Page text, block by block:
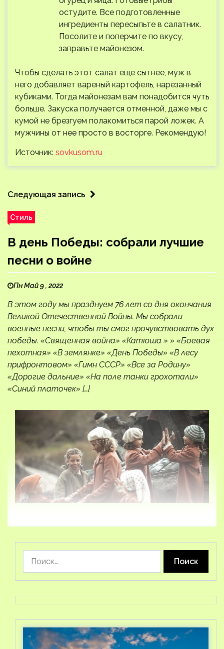
остудите. Все подготовленные
ингредиенты пересыпьте в салатник.
Посолите и поперчите по вкусу,
заправьте майонезом.
Чтобы сделать этот салат еще сытнее, муж в
него добавляет вареный картофель, нарезанный
кубиками. Тогда майонезам вам понадобится чуть
больше. Закуска получается отменной, даже мы с
кумой не брезгуем полакомиться парой ложек. А
мужчины от нее просто в восторге. Рекомендую!
Источник: sovkusom.ru
Следующая запись
Стиль
В день Победы: собрали лучшие
песни о войне
Пн Май 9 , 2022
В этом году мы празднуем 76 лет со дня окончания
Великой Отечественной Войны. Мы собрали
военные песни, чтобы ты смог прочувствовать дух
победы. «Священная война» «Катюша » » «Боевая
пехотная» «В землянке» «День Победы» «В лесу
прифронтовом» «Гимн СССР» «Все за Родину»
«Дорогие дальние» «На поле танки грохотали»
«Синий платочек» […]